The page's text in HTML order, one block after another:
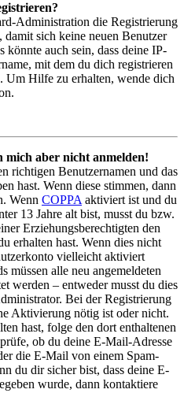
Administration die Registrierung
damit sich keine neuen Benutzer
könnte auch sein, dass deine IP-
mit dem du dich registrieren
Um Hilfe zu erhalten, wende dich
aber nicht anmelden!
richtigen Benutzernamen und das
hast. Wenn diese stimmen, dann
Wenn COPPA aktiviert ist und du
13 Jahre alt bist, musst du bzw.
Erziehungsberechtigten den
erhalten hast. Wenn dies nicht
vielleicht aktiviert
müssen alle neu angemeldeten
werden – entweder musst du dies
Bei der Registrierung
Aktivierung nötig ist oder nicht.
hast, folge den dort enthaltenen
ob du deine E-Mail-Adresse
die E-Mail von einem Spam-
du dir sicher bist, dass deine E-
wurde, dann kontaktiere